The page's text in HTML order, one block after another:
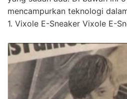
mencampurkan teknologi
1. Vixole E-Sneaker Vixole E-